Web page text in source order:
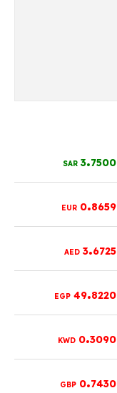
3.7500
SAR
0.8659
EUR
3.6725
AED
49.8220
EGP
0.3090
KWD
0.7430
GBP